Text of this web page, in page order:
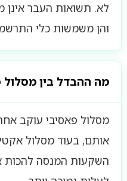
לא. תשואות העבר
והן משמשות כלי
מה ההבדל בין מסלול
מסלול פאסיבי עוקב
אותם, בעוד מסלול
השקעות המנסה להכות